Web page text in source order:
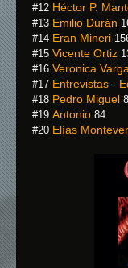
#12 Héctor P.
#13 Emilio Durán
#14 Eran Mineri
#15 Vicente Ortiz
#16 Veronica
#17 Entrevistas -
#18 Pedro Miguel
#19 Antonio 84
#20 Elías